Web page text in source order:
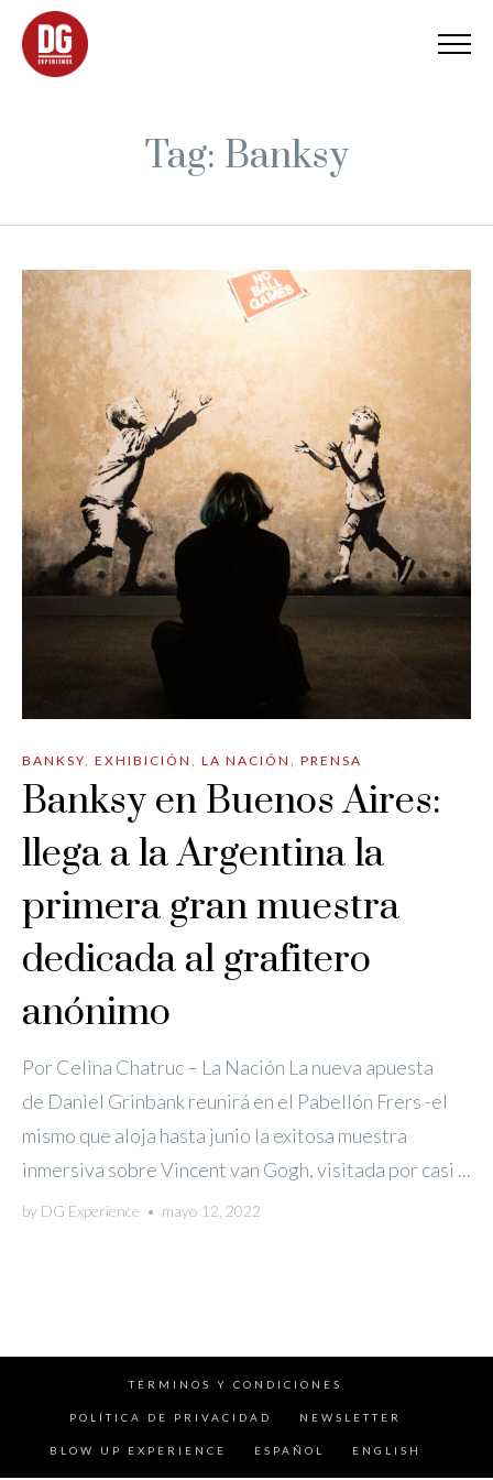
Tag: Banksy
BANKSY, EXHIBICIÓN , LA NACIÓN , PRENSA
Banksy en Buenos Aires:
llega a la Argentina la
primera gran muestra
dedicada al grafitero
anónimo
Por Celina Chatruc – La Nación La nueva apuesta
de Daniel Grinbank reunirá en el Pabellón Frers -el
mismo que aloja hasta junio la exitosa muestra
inmersiva sobre Vincent van Gogh, visitada por casi ...
by DG Experience • mayo 12, 2022
TÉRMINOS Y CONDICIONES
POLÍTICA DE PRIVACIDAD NEWSLETTER
BLOW UP EXPERIENCE ESPAÑOL ENGLISH